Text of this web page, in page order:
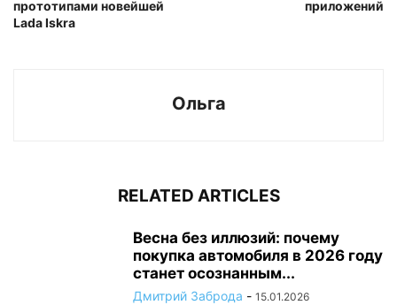
прототипами новейшей
Lada Iskra
приложений
Ольга
RELATED ARTICLES
Весна без иллюзий: почему
покупка автомобиля в 2026 году
станет осознанным...
Дмитрий Заброда - 15.01.2026